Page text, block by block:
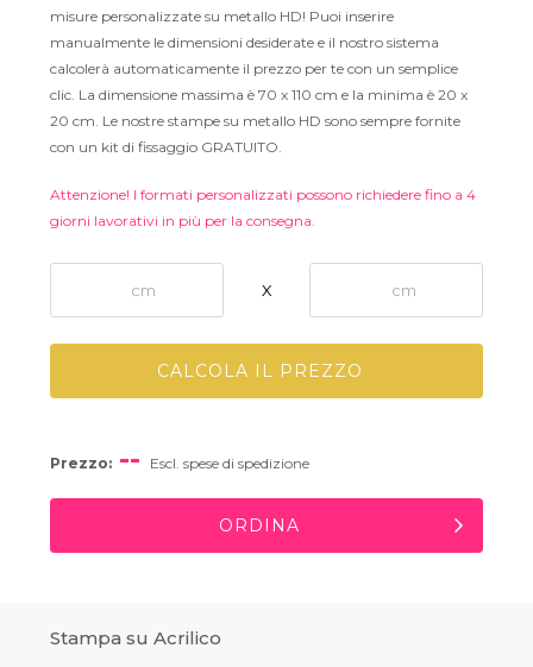
misure personalizzate su metallo HD! Puoi inserire
manualmente le dimensioni desiderate e il nostro sistema
calcolerà automaticamente il prezzo per te con un semplice
clic. La dimensione massima è 70 x 110 cm e la minima è 20 x
20 cm. Le nostre stampe su metallo HD sono sempre fornite
con un kit di fissaggio GRATUITO.
Attenzione! I formati personalizzati possono richiedere fino a 4
giorni lavorativi in più per la consegna.
X
CALCOLA IL PREZZO
Prezzo: -- Escl. spese di spedizione
ORDINA
Stampa su Acrilico